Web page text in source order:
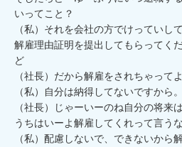
いってこと？
（私）それを会社の方でけっていし
解雇理由証明を提出してもらってく
ど
（社長）だから解雇をされちゃって
（私）自分は納得してないですから。
（社長）じゃーいーのね自分の将来
うちはいーよ解雇してくれって言う
（私）配慮しないで、できないから